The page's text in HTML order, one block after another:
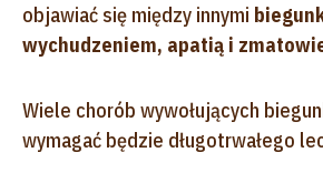
objawiać się między innymi
wychudzeniem, apatią i
Wiele chorób wywołujących
wymagać będzie długotrwałego